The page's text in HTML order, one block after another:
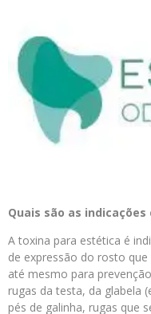
Quais são as indicações
A toxina para estética é
de expressão do rosto
até mesmo para
rugas da testa, da glabela
pés de galinha, rugas que